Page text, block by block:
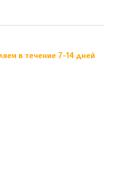
в течение 7-14 дней